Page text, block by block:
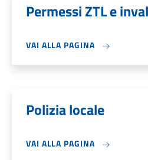
Permessi ZTL e
VAI ALLA PAGINA
Polizia locale
VAI ALLA PAGINA